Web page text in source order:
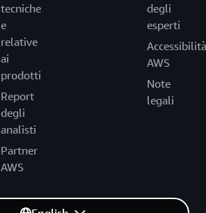
tecniche
e
relative
ai
prodotti
Report
degli
analisti
Partner
AWS
degli
esperti
Accessibilità
AWS
Note
legali